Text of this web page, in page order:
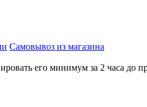
Самовывоз из магазина
его минимум за 2 часа до